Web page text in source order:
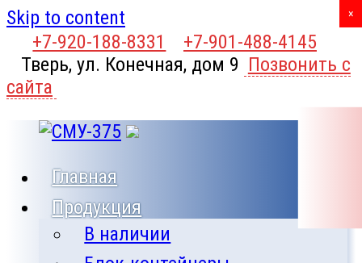
Skip to content
+7-920-188-8331
+7-901-488-4145
Тверь, ул. Конечная, дом 9 Позвонить с
сайта
Главная
Продукция
В наличии
X
×